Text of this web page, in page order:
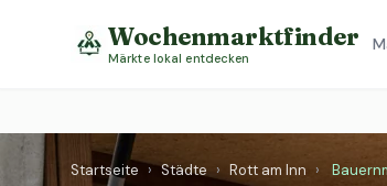
Wochenmarktfinder
Märkte lokal entdecken
Startseite › Städte › Rott am Inn ›